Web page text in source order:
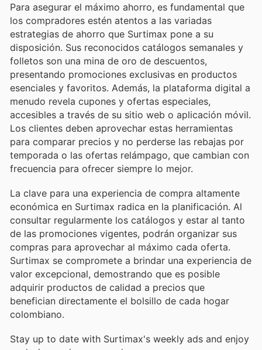
Para asegurar el máximo ahorro, es fundamental que
los compradores estén atentos a las variadas
estrategias de ahorro que Surtimax pone a su
disposición. Sus reconocidos catálogos semanales y
folletos son una mina de oro de descuentos,
presentando promociones exclusivas en productos
esenciales y favoritos. Además, la plataforma digital a
menudo revela cupones y ofertas especiales,
accesibles a través de su sitio web o aplicación móvil.
Los clientes deben aprovechar estas herramientas
para comparar precios y no perderse las rebajas por
temporada o las ofertas relámpago, que cambian con
frecuencia para ofrecer siempre lo mejor.
La clave para una experiencia de compra altamente
económica en Surtimax radica en la planificación. Al
consultar regularmente los catálogos y estar al tanto
de las promociones vigentes, podrán organizar sus
compras para aprovechar al máximo cada oferta.
Surtimax se compromete a brindar una experiencia de
valor excepcional, demostrando que es posible
adquirir productos de calidad a precios que
benefician directamente el bolsillo de cada hogar
colombiano.
Stay up to date with Surtimax's weekly ads and enjoy